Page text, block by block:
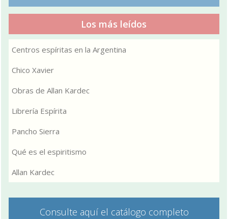
Los más leídos
Centros espíritas en la Argentina
Chico Xavier
Obras de Allan Kardec
Librería Espírita
Pancho Sierra
Qué es el espiritismo
Allan Kardec
Consulte aquí el catálogo completo